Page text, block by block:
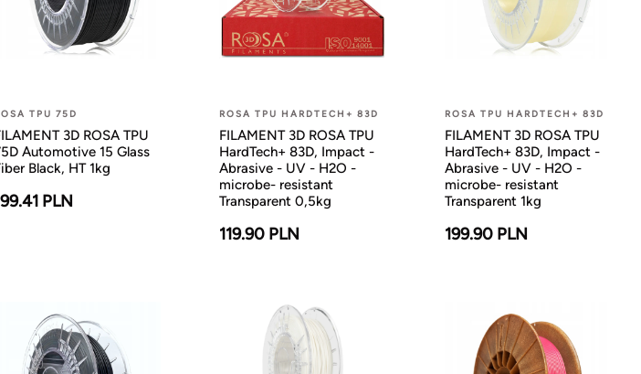
TPU 75D
3D ROSA TPU
Automotive 15 Glass
Black, HT 1kg
PLN
ROSA TPU HARDTECH+ 83D
FILAMENT 3D ROSA TPU
HardTech+ 83D, Impact -
Abrasive - UV - H2O -
microbe- resistant
Transparent 0,5kg
119.90 PLN
ROSA TPU HARDTECH+ 83D
FILAMENT 3D ROSA TPU
HardTech+ 83D, Impact -
Abrasive - UV - H2O -
microbe- resistant
Transparent 1kg
199.90 PLN